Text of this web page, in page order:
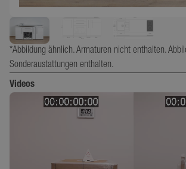
*Abbildung ähnlich. Armaturen nicht enthalten.
Sonderaustattungen enthalten.
Videos